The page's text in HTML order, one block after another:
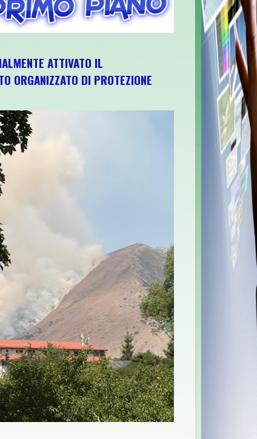
CICLOTURISTICA PEDALOSTORTO: DOMENICA 9 AGOSTO
ATTIVATO IL
ORGANIZZATO DI PROTEZIONE